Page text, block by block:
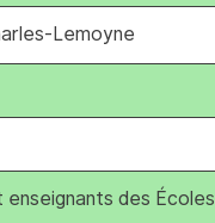
Lemoyne
des